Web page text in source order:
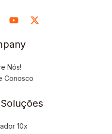
Nós!
Conosco
10x